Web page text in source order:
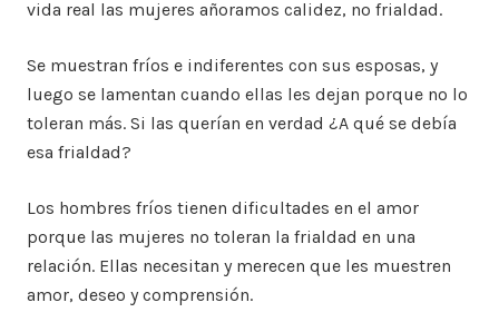
vida real las mujeres añoramos calidez, no frialdad.
Se muestran fríos e indiferentes con sus esposas, y
luego se lamentan cuando ellas les dejan porque no lo
toleran más. Si las querían en verdad ¿A qué se debía
esa frialdad?
Los hombres fríos tienen dificultades en el amor
porque las mujeres no toleran la frialdad en una
relación. Ellas necesitan y merecen que les muestren
amor, deseo y comprensión.